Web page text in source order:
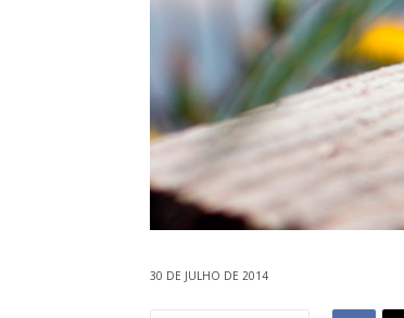
30 DE JULHO DE 2014